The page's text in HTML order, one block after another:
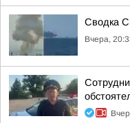
Сводка
Вчера,